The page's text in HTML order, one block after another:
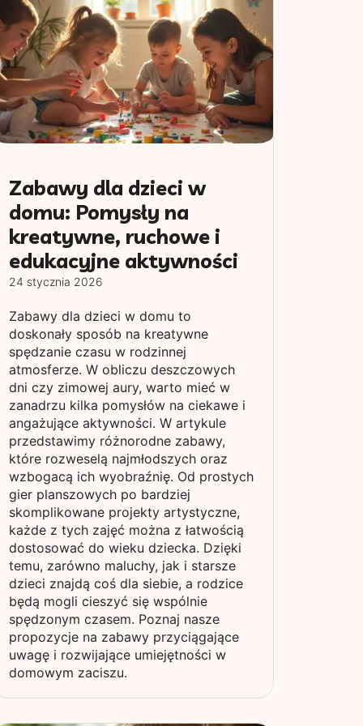
Zabawy dla dzieci w
domu: Pomysły na
kreatywne, ruchowe i
edukacyjne aktywności
24 stycznia 2026
Zabawy dla dzieci w domu to
doskonały sposób na kreatywne
spędzanie czasu w rodzinnej
atmosferze. W obliczu deszczowych
dni czy zimowej aury, warto mieć w
zanadrzu kilka pomysłów na ciekawe i
angażujące aktywności. W artykule
przedstawimy różnorodne zabawy,
które rozweselą najmłodszych oraz
wzbogacą ich wyobraźnię. Od prostych
gier planszowych po bardziej
skomplikowane projekty artystyczne,
każde z tych zajęć można z łatwością
dostosować do wieku dziecka. Dzięki
temu, zarówno maluchy, jak i starsze
dzieci znajdą coś dla siebie, a rodzice
będą mogli cieszyć się wspólnie
spędzonym czasem. Poznaj nasze
propozycje na zabawy przyciągające
uwagę i rozwijające umiejętności w
domowym zaciszu.